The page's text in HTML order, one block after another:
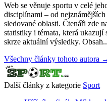
Web se věnuje sportu v celé
disciplínami – od
sledované oblasti. Čtenáři zde
statistiky i témata, která ukazují
skrze aktuální výsledky.
Všechny články tohoto autora
Další články z kategorie Sport